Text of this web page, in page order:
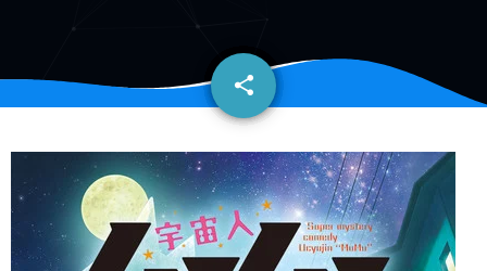
share
email